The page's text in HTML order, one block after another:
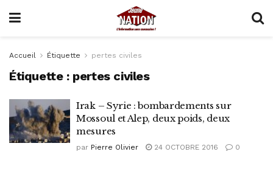
Accueil Étiquette pertes civiles
Étiquette : pertes civiles
Irak – Syrie : bombardements sur
Mossoul et Alep, deux poids, deux
mesures
par Pierre Olivier 24 OCTOBRE 2016 0